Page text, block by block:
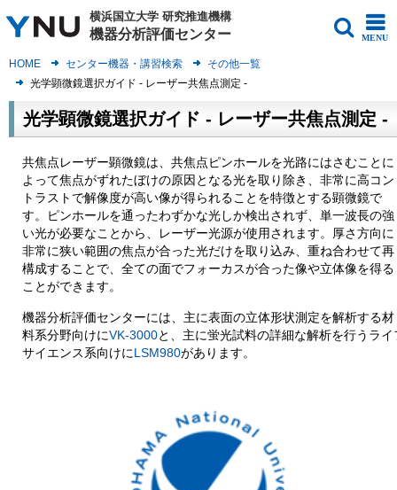
横浜国立大学 研究推進機構
機器分析評価センター MENU
HOME センター機器・講習検索
その他一覧
光学顕微鏡選択ガイド - レーザー共焦点測定 -
光学顕微鏡選択ガイド - レーザー共焦点測定 -
共焦点レーザー顕微鏡は、共焦点ピンホールを光路にはさむことに
よって焦点がずれたぼけの原因となる光を取り除き、非常に高コン
トラストで解像度が高い像が得られることを特徴とする顕微鏡で
す。ピンホールを通ったわずかな光しか検出されず、単一波長の強
い光が必要なことから、レーザー光源が使用されます。厚さ方向に
非常に狭い範囲の焦点が合った光だけを取り込み、重ね合わせて再
構成することで、全ての面でフォーカスが合った像や立体像を得る
ことができます。
機器分析評価センターには、主に表面の立体形状測定を解析する材
料系分野向けにVK-3000と、主に蛍光試料の詳細な解析を行うライ
サイエンス系向けにLSM980があります。